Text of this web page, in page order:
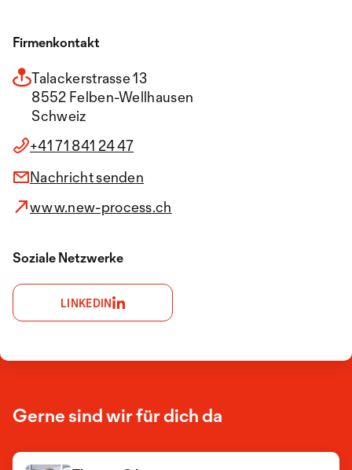
Firmenkontakt
Talackerstrasse 13
8552 Felben-Wellhausen
Schweiz
+41 71 841 24 47
Nachricht senden
www.new-process.ch
Soziale Netzwerke
LINKEDIN
Gerne sind wir für dich da